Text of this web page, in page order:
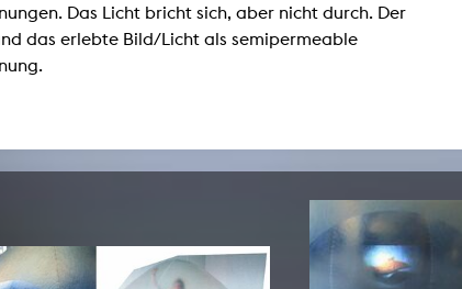
Das Licht bricht sich, aber nicht durch. Der
das erlebte Bild/Licht als semipermeable
Sounds
KHM publications
edition KHM
Studying with child
Antidiskriminierung
Ombudspersons